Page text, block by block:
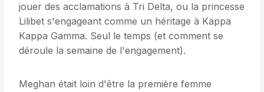
jouer des acclamations à Tri Delta, ou la princesse
Lilibet s'engageant comme un héritage à Kappa
Kappa Gamma. Seul le temps (et comment se
déroule la semaine de l'engagement).
Meghan était loin d'être la première femme